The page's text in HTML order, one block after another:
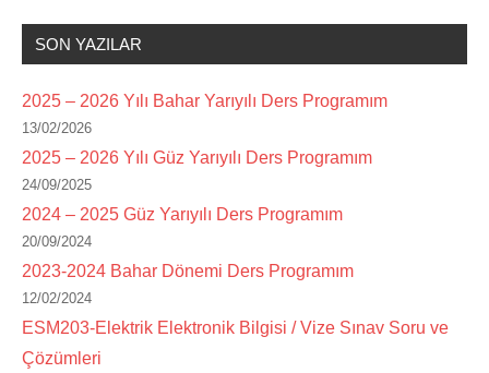
SON YAZILAR
2025 – 2026 Yılı Bahar Yarıyılı Ders Programım
13/02/2026
2025 – 2026 Yılı Güz Yarıyılı Ders Programım
24/09/2025
2024 – 2025 Güz Yarıyılı Ders Programım
20/09/2024
2023-2024 Bahar Dönemi Ders Programım
12/02/2024
ESM203-Elektrik Elektronik Bilgisi / Vize Sınav Soru ve
Çözümleri